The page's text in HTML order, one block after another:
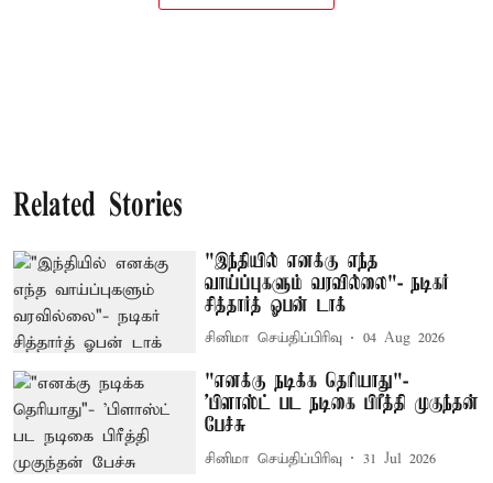
Related Stories
"இந்தியில் எனக்கு எந்த
வாய்ப்புகளும் வரவில்லை"- நடிகர்
சித்தார்த் ஓபன் டாக்
சினிமா செய்திப்பிரிவு 04 Aug 2026
"எனக்கு நடிக்க தெரியாது"-
'பிளாஸ்ட் பட நடிகை பிரீத்தி முகுந்தன்
பேச்சு
சினிமா செய்திப்பிரிவு 31 Jul 2026